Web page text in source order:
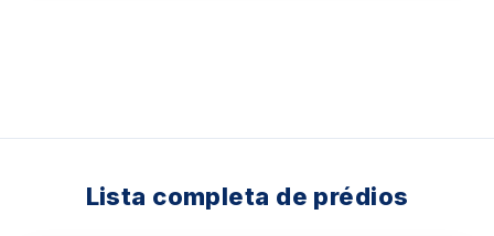
Lista completa de prédios